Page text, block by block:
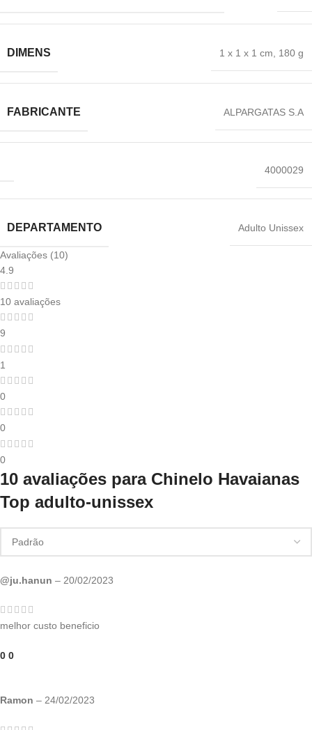
DIMENS ‎1 x 1 x 1 cm 180 g
FABRICANTE ALPARGATAS S.A
4000029
DEPARTAMENTO ‎Adulto Unissex
Avaliações (10)
4.9
10 avaliações
9
1
0
0
0
10 avaliações para Chinelo Havaianas
Top adulto-unissex
@ju.hanun – 20/02/2023
melhor custo beneficio
0 0
Ramon – 24/02/2023